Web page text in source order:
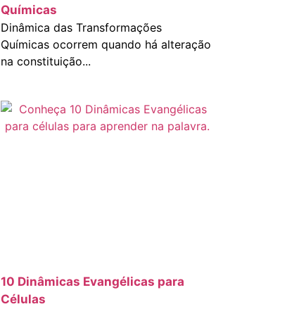
Químicas
Dinâmica das Transformações
Químicas ocorrem quando há alteração
na constituição...
10 Dinâmicas Evangélicas para
Células